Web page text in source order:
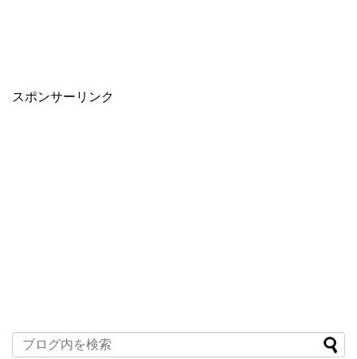
スポンサーリンク